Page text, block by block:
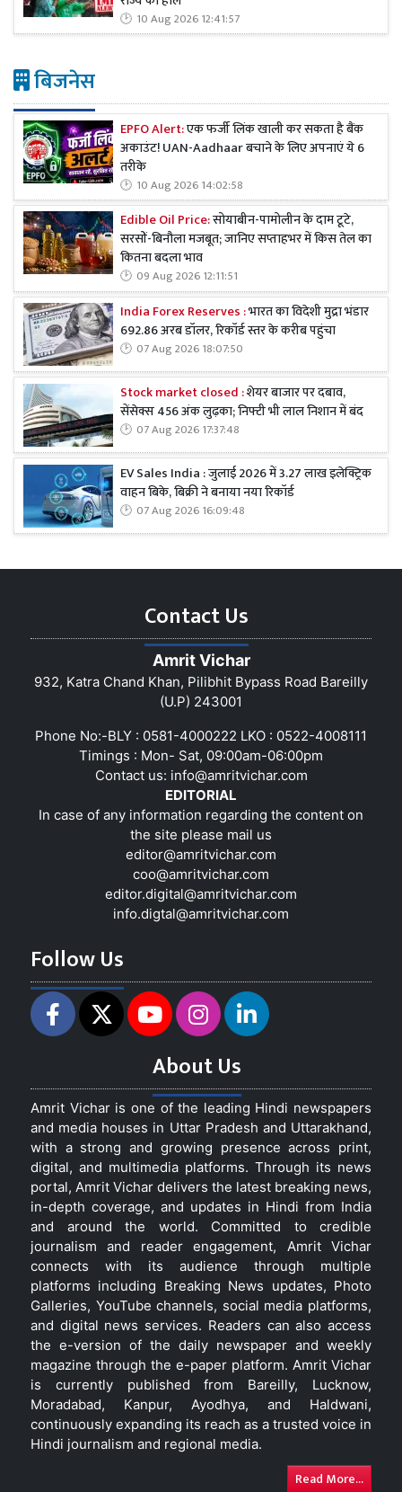
10 Aug 2026 12:41:57
बिजनेस
EPFO Alert:एक फर्जी लिंक खाली कर सकता है बैंक
अकाउंट! UAN-Aadhaar बचाने के लिए अपनाएं ये 6
तरीके
10 Aug 2026 14:02:58
Edible Oil Price:सोयाबीन-पामोलीन के दाम टूटे,
सरसों-बिनौला मजबूत; जानिए सप्ताहभर में किस तेल का
कितना बदला भाव
09 Aug 2026 12:11:51
India Forex Reserves :भारत का विदेशी मुद्रा भंडार
692.86 अरब डॉलर, रिकॉर्ड स्तर के करीब पहुंचा
07 Aug 2026 18:07:50
Stock market closed :शेयर बाजार पर दबाव,
सेंसेक्स 456 अंक लुढ़का; निफ्टी भी लाल निशान में बंद
07 Aug 2026 17:37:48
EV Sales India : जुलाई 2026 में 3.27 लाख इलेक्ट्रिक
वाहन बिके, बिक्री ने बनाया नया रिकॉर्ड
07 Aug 2026 16:09:48
Contact Us
Amrit Vichar
932, Katra Chand Khan, Pilibhit Bypass Road Bareilly
(U.P) 243001
Phone No:-BLY : 0581-4000222 LKO : 0522-4008111
Timings : Mon- Sat, 09:00am-06:00pm
Contact us: info@amritvichar.com
EDITORIAL
In case of any information regarding the content on
the site please mail us
editor@amritvichar.com
coo@amritvichar.com
editor.digital@amritvichar.com
info.digtal@amritvichar.com
Follow Us
About Us
Amrit Vichar is one of the leading Hindi newspapers
and media houses in Uttar Pradesh and Uttarakhand,
with a strong and growing presence across print,
digital, and multimedia platforms. Through its news
portal, Amrit Vichar delivers the latest breaking news,
in-depth coverage, and updates in Hindi from India
and around the world. Committed to credible
journalism and reader engagement, Amrit Vichar
connects with its audience through multiple
platforms including Breaking News updates, Photo
Galleries, YouTube channels, social media platforms,
and digital news services. Readers can also access
the e-version of the daily newspaper and weekly
magazine through the e-paper platform. Amrit Vichar
is currently published from Bareilly, Lucknow,
Moradabad, Kanpur, Ayodhya, and Haldwani,
continuously expanding its reach as a trusted voice in
Hindi journalism and regional media.
Read More...